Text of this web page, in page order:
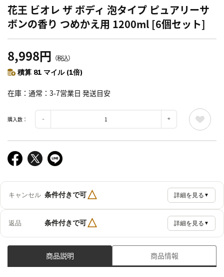
花王 ビオレ ザ ボディ 泡タイプ ピュアリーサ
ボンの香り つめかえ用 1200ml [6個セット]
8,998円 （税込）
積算 81 マイル (1倍)
在庫 通常：3-7営業日 発送目安
購入数：
キャンセル 条件付きで可△ 詳細を見る ▼
返品 条件付きで可△ 詳細を見る ▼
商品説明 商品情報